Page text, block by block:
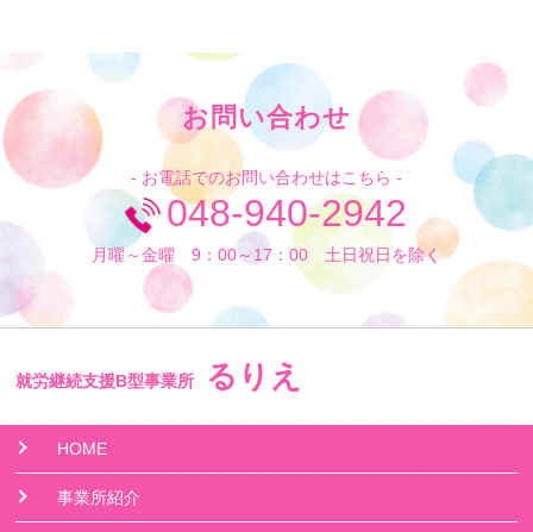
お問い合わせ
- お電話でのお問い合わせはこちら -
048-940-2942
月曜～金曜 9：00～17：00 土日祝日を除く
就労継続支援B型事業所 るりえ
HOME
事業所紹介